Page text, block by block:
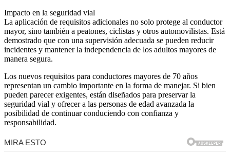
Impacto en la seguridad vial
La aplicación de requisitos adicionales no solo protege al conductor
mayor, sino también a peatones, ciclistas y otros automovilistas. Está
demostrado que con una supervisión adecuada se pueden reducir
incidentes y mantener la independencia de los adultos mayores de
manera segura.
Los nuevos requisitos para conductores mayores de 70 años
representan un cambio importante en la forma de manejar. Si bien
pueden parecer exigentes, están diseñados para preservar la
seguridad vial y ofrecer a las personas de edad avanzada la
posibilidad de continuar conduciendo con confianza y
responsabilidad.